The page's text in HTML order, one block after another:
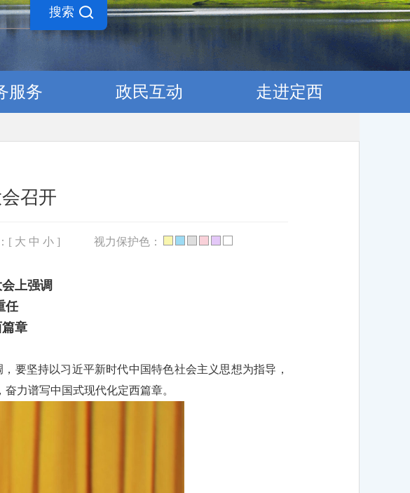
服务 政民互动 走进定西
召开
[ 大 中 小 ] 视力保护色：
上强调
任
章
要坚持以习近平新时代中国特色社会主义思想为指导，
力谱写中国式现代化定西篇章。